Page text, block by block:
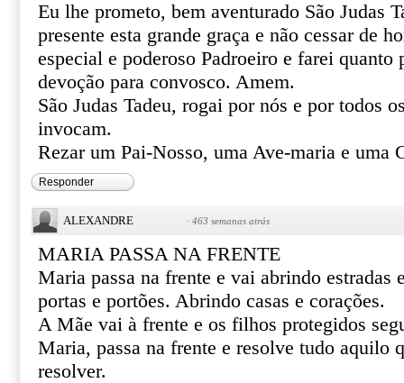
Eu lhe prometo, bem aventurado São Judas
presente esta grande graça e não cessar de
especial e poderoso Padroeiro e farei quanto
devoção para convosco. Amem.
São Judas Tadeu, rogai por nós e por todos
invocam.
Rezar um Pai-Nosso, uma Ave-maria e uma
Responder
ALEXANDRE · 463 semanas atrás
MARIA PASSA NA FRENTE
Maria passa na frente e vai abrindo estradas
portas e portões. Abrindo casas e corações.
A Mãe vai à frente e os filhos protegidos
Maria, passa na frente e resolve tudo aquilo
resolver.